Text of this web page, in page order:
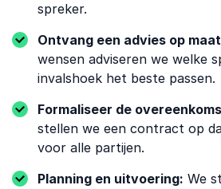
spreker.
Ontvang een advies op
wensen adviseren we welke
invalshoek het beste passen.
Formaliseer de
stellen we een contract op
voor alle partijen.
Planning en uitvoering: We